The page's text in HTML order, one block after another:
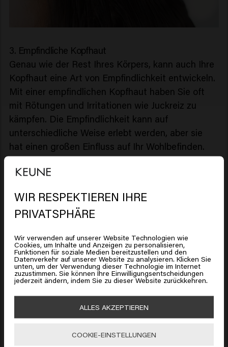
3. Empfindliche Kopfhaut
Genau wie der Rest Ihres Körpers, kann auch Ihre
Kopfhaut eine Art von Empfindlichkeit entwickeln.
Mit einer empfindlichen Kopfhaut haben Sie oft
mit Rötungen und Irritationen wie Juckreiz zu
kämpfen. Die Empfindlichkeit kann auf
unterschiedliche Weise erlebt werden, aber sie
hat einen großen Einfluss auf Ihr Wohlbefinden.
Wie bekomme ich eine empfindliche
Kopfhaut?
empfindlich reagieren kann:
Sie haben eine allergische Reaktion auf ein Produkt,
das Sie verwenden
Eine aggressive chemische Behandlung
Witterungseinflüsse
Verwenden Sie Produkte, die entwickelt wurden,
um die Kopfhaut zu erneuern und wieder ins
Es sieht so aus, als ob Sie sich in
United States of America
befinden
Klicken Sie auf Gehen oder wählen Sie unten Ihren
United States of America 🛒
WIR RESPEKTIEREN IHRE
PRIVATSPHÄRE
Wir verwenden auf unserer Website Technologien wie
Cookies, um Inhalte und Anzeigen zu personalisieren,
Funktionen für soziale Medien bereitzustellen und den
Datenverkehr auf unserer Website zu analysieren. Klicken Sie
unten, um der Verwendung dieser Technologie im Internet
zuzustimmen. Sie können Ihre Einwilligungsentscheidungen
jederzeit ändern, indem Sie zu dieser Website zurückkehren.
ALLES AKZEPTIEREN
COOKIE-EINSTELLUNGEN